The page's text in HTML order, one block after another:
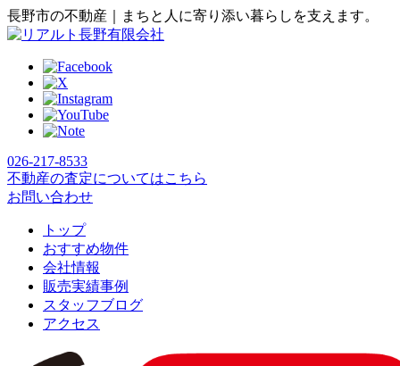
長野市の不動産｜まちと人に寄り添い暮らしを支えます。
026-217-8533
不動産の査定についてはこちら
お問い合わせ
トップ
おすすめ物件
会社情報
販売実績事例
スタッフブログ
アクセス